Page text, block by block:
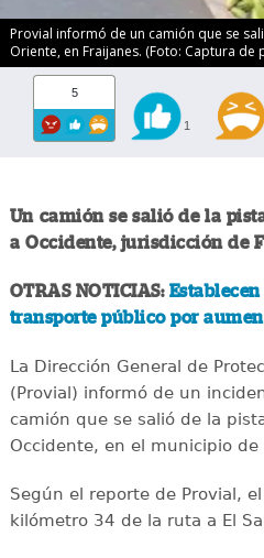
Provial informó de un camión que se
Oriente, en Fraijanes. (Foto: Captura de
5
1
Un camión se salió de la
a Occidente, jurisdicción de
OTRAS NOTICIAS:
transporte público por
La Dirección General de
(Provial) informó de un
camión que se salió de la
Occidente, en el municipio de
Según el reporte de Provial,
kilómetro 34 de la ruta a El